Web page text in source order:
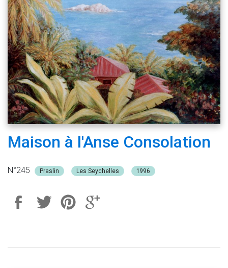
Maison à l'Anse Consolation
N°245 Praslin Les Seychelles 1996